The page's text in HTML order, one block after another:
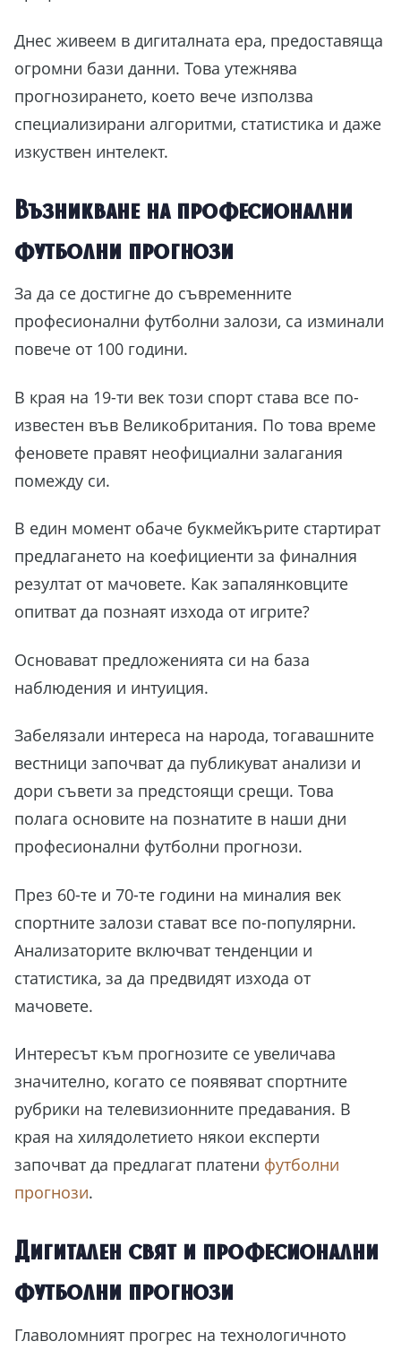
Днес живеем в дигиталната ера, предоставяща
огромни бази данни. Това утежнява
прогнозирането, което вече използва
специализирани алгоритми, статистика и даже
изкуствен интелект.
Възникване на професионални
футболни прогнози
За да се достигне до съвременните
професионални футболни залози, са изминали
повече от 100 години.
В края на 19-ти век този спорт става все по-
известен във Великобритания. По това време
феновете правят неофициални залагания
помежду си.
В един момент обаче букмейкърите стартират
предлагането на коефициенти за финалния
резултат от мачовете. Как запалянковците
опитват да познаят изхода от игрите?
Основават предложенията си на база
наблюдения и интуиция.
Забелязали интереса на народа, тогавашните
вестници започват да публикуват анализи и
дори съвети за предстоящи срещи. Това
полага основите на познатите в наши дни
професионални футболни прогнози.
През 60-те и 70-те години на миналия век
спортните залози стават все по-популярни.
Анализаторите включват тенденции и
статистика, за да предвидят изхода от
мачовете.
Интересът към прогнозите се увеличава
значително, когато се появяват спортните
рубрики на телевизионните предавания. В
края на хилядолетието някои експерти
започват да предлагат платени футболни
прогнози.
Дигитален свят и професионални
футболни прогнози
Главоломният прогрес на технологичното